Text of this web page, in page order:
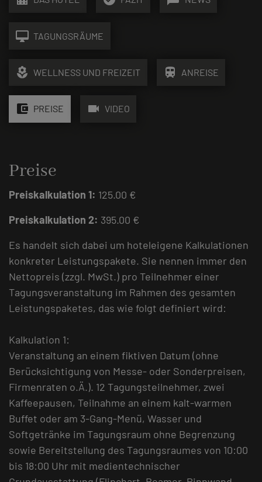
desktop_mac TAGUNGSRÄUME
local_florist WELLNESS UND FREIZEIT train ANREISE
account_balance_wallet PREISE videocam VIDEO
Preise
Preiskalkulation 1: 125.00 €
Preiskalkulation 2: 395.00 €
Es handelt sich dabei um hoteleigene Kalkulationen
konkreter Leistungspakete. Sie nennen immer den
Nettopreis (zzgl. MwSt.) pro Teilnehmer einer
Tagungsveranstaltung im Rahmen des gesamten
Leistungspaketes, das wie folgt definiert wird:
Kalkulation 1:
Veranstaltung an einem fiktiven Datum (ohne
Berücksichtigung von Messe- oder Sonderpreisen,
Firmenraten o.Ä.). 12 Tagungsteilnehmer, zwei
Kaffeepausen, Teilnahme an einem kalt-warmen
Buffet oder am 3-Gang-Menü, Wasser und
Softgetränke im Tagungsraum ohne Begrenzung
sowie Bereitstellung des Tagungsraumes von 10:00
bis 18:00 Uhr mit medientechnischer